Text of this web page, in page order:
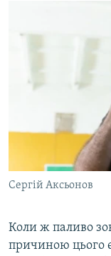
Сергій Аксьонов
Коли ж паливо
причиною цього